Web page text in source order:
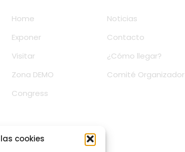
cookies
Home
Exponer
Visitar
Zona DEMO
Congress
Noticias
Contacto
¿Cómo llegar?
Comité Organizador
Apúntate a nuestra Newsletter